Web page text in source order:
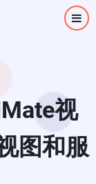
视
图和服